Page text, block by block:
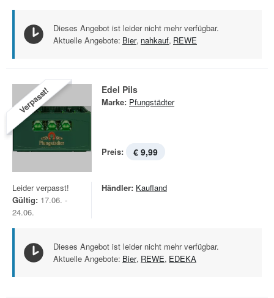
Dieses Angebot ist leider nicht mehr verfügbar.
Aktuelle Angebote: Bier, nahkauf, REWE
Verpasst! Edel Pils
Marke: Pfungstädter
Preis: € 9,99
Leider verpasst!
Gültig: 17.06. -
24.06.
Händler: Kaufland
Dieses Angebot ist leider nicht mehr verfügbar.
Aktuelle Angebote: Bier, REWE, EDEKA